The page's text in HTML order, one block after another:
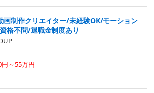
画制作クリエイター/未経験OK/モーション
格不問/退職金制度あり
円～55万円